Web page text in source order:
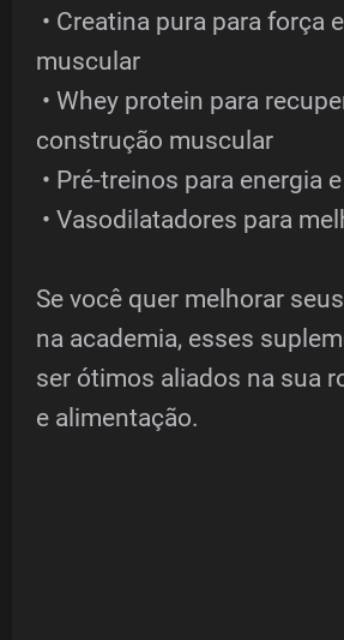
• Creatina pura para força
muscular
• Whey protein para
construção muscular
• Pré-treinos para energia
• Vasodilatadores para
Se você quer melhorar
na academia, esses
ser ótimos aliados na sua
e alimentação.